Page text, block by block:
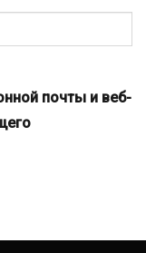
почты и веб-